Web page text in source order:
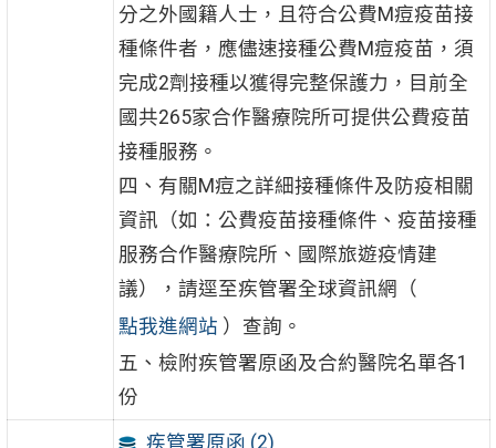
分之外國籍人士，且符合公費M痘疫苗接
種條件者，應儘速接種公費M痘疫苗，須
完成2劑接種以獲得完整保護力，目前全
國共265家合作醫療院所可提供公費疫苗
接種服務。
四、有關M痘之詳細接種條件及防疫相關
資訊（如：公費疫苗接種條件、疫苗接種
服務合作醫療院所、國際旅遊疫情建
議），請逕至疾管署全球資訊網（
點我進網站 ）查詢。
五、檢附疾管署原函及合約醫院名單各1
份
疾管署原函 (2)